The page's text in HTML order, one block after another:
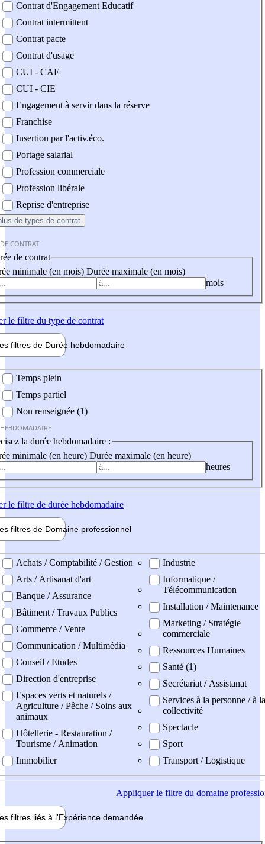
Contrat d'Engagement Educatif
Contrat intermittent
Contrat pacte
Contrat d'usage
CUI - CAE
CUI - CIE
Engagement à servir dans la réserve
Franchise
Insertion par l'activ.éco.
Portage salarial
Profession commerciale
Profession libérale
Reprise d'entreprise
de types de contrat
CONTRAT
de contrat
minimale (en mois) Durée maximale (en mois)
mois
le filtre du type de contrat
filtres de Durée hebdomadaire
Temps plein
Temps partiel
Non renseignée (1)
la durée hebdomadaire :
minimale (en heure) Durée maximale (en heure)
heures
le filtre de durée hebdomadaire
filtres de Domaine professionnel
professionel
Achats / Comptabilité / Gestion
Arts / Artisanat d'art
Banque / Assurance
Bâtiment / Travaux Publics
Commerce / Vente
Communication / Multimédia
Conseil / Etudes
Direction d'entreprise
Espaces verts et naturels /
Agriculture / Pêche / Soins aux
animaux
Hôtellerie - Restauration /
Tourisme / Animation
Immobilier
Industrie
Informatique /
Télécommunication
Installation / Maintenance
Marketing / Stratégie
commerciale
Ressources Humaines
Santé (1)
Secrétariat / Assistanat
Services à la personne / à la
collectivité
Spectacle
Sport
Transport / Logistique
Appliquerle filtre du domaine
filtres liés à l'Expérience demandée